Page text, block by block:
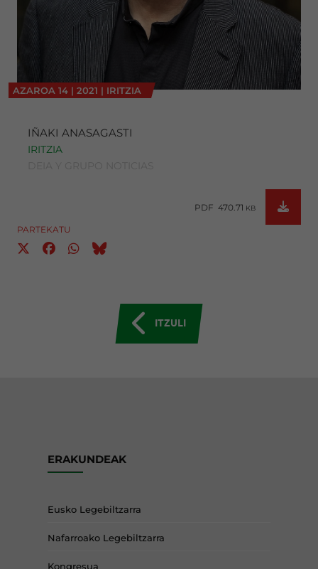
AZAROA 14 | 2021 | IRITZIA
IÑAKI ANASAGASTI
IRITZIA
PDF 470.71 KB
PARTEKATU
ITZULI
ERAKUNDEAK
Eusko Legebiltzarra
Nafarroako Legebiltzarra
Kongresua